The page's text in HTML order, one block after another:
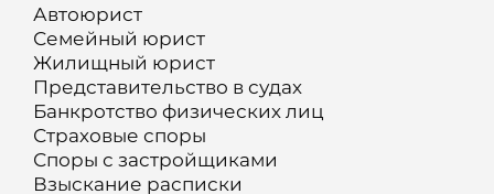
Автоюрист
Семейный юрист
Жилищный юрист
Представительство в судах
Банкротство физических лиц
Страховые споры
Споры с застройщиками
Взыскание расписки